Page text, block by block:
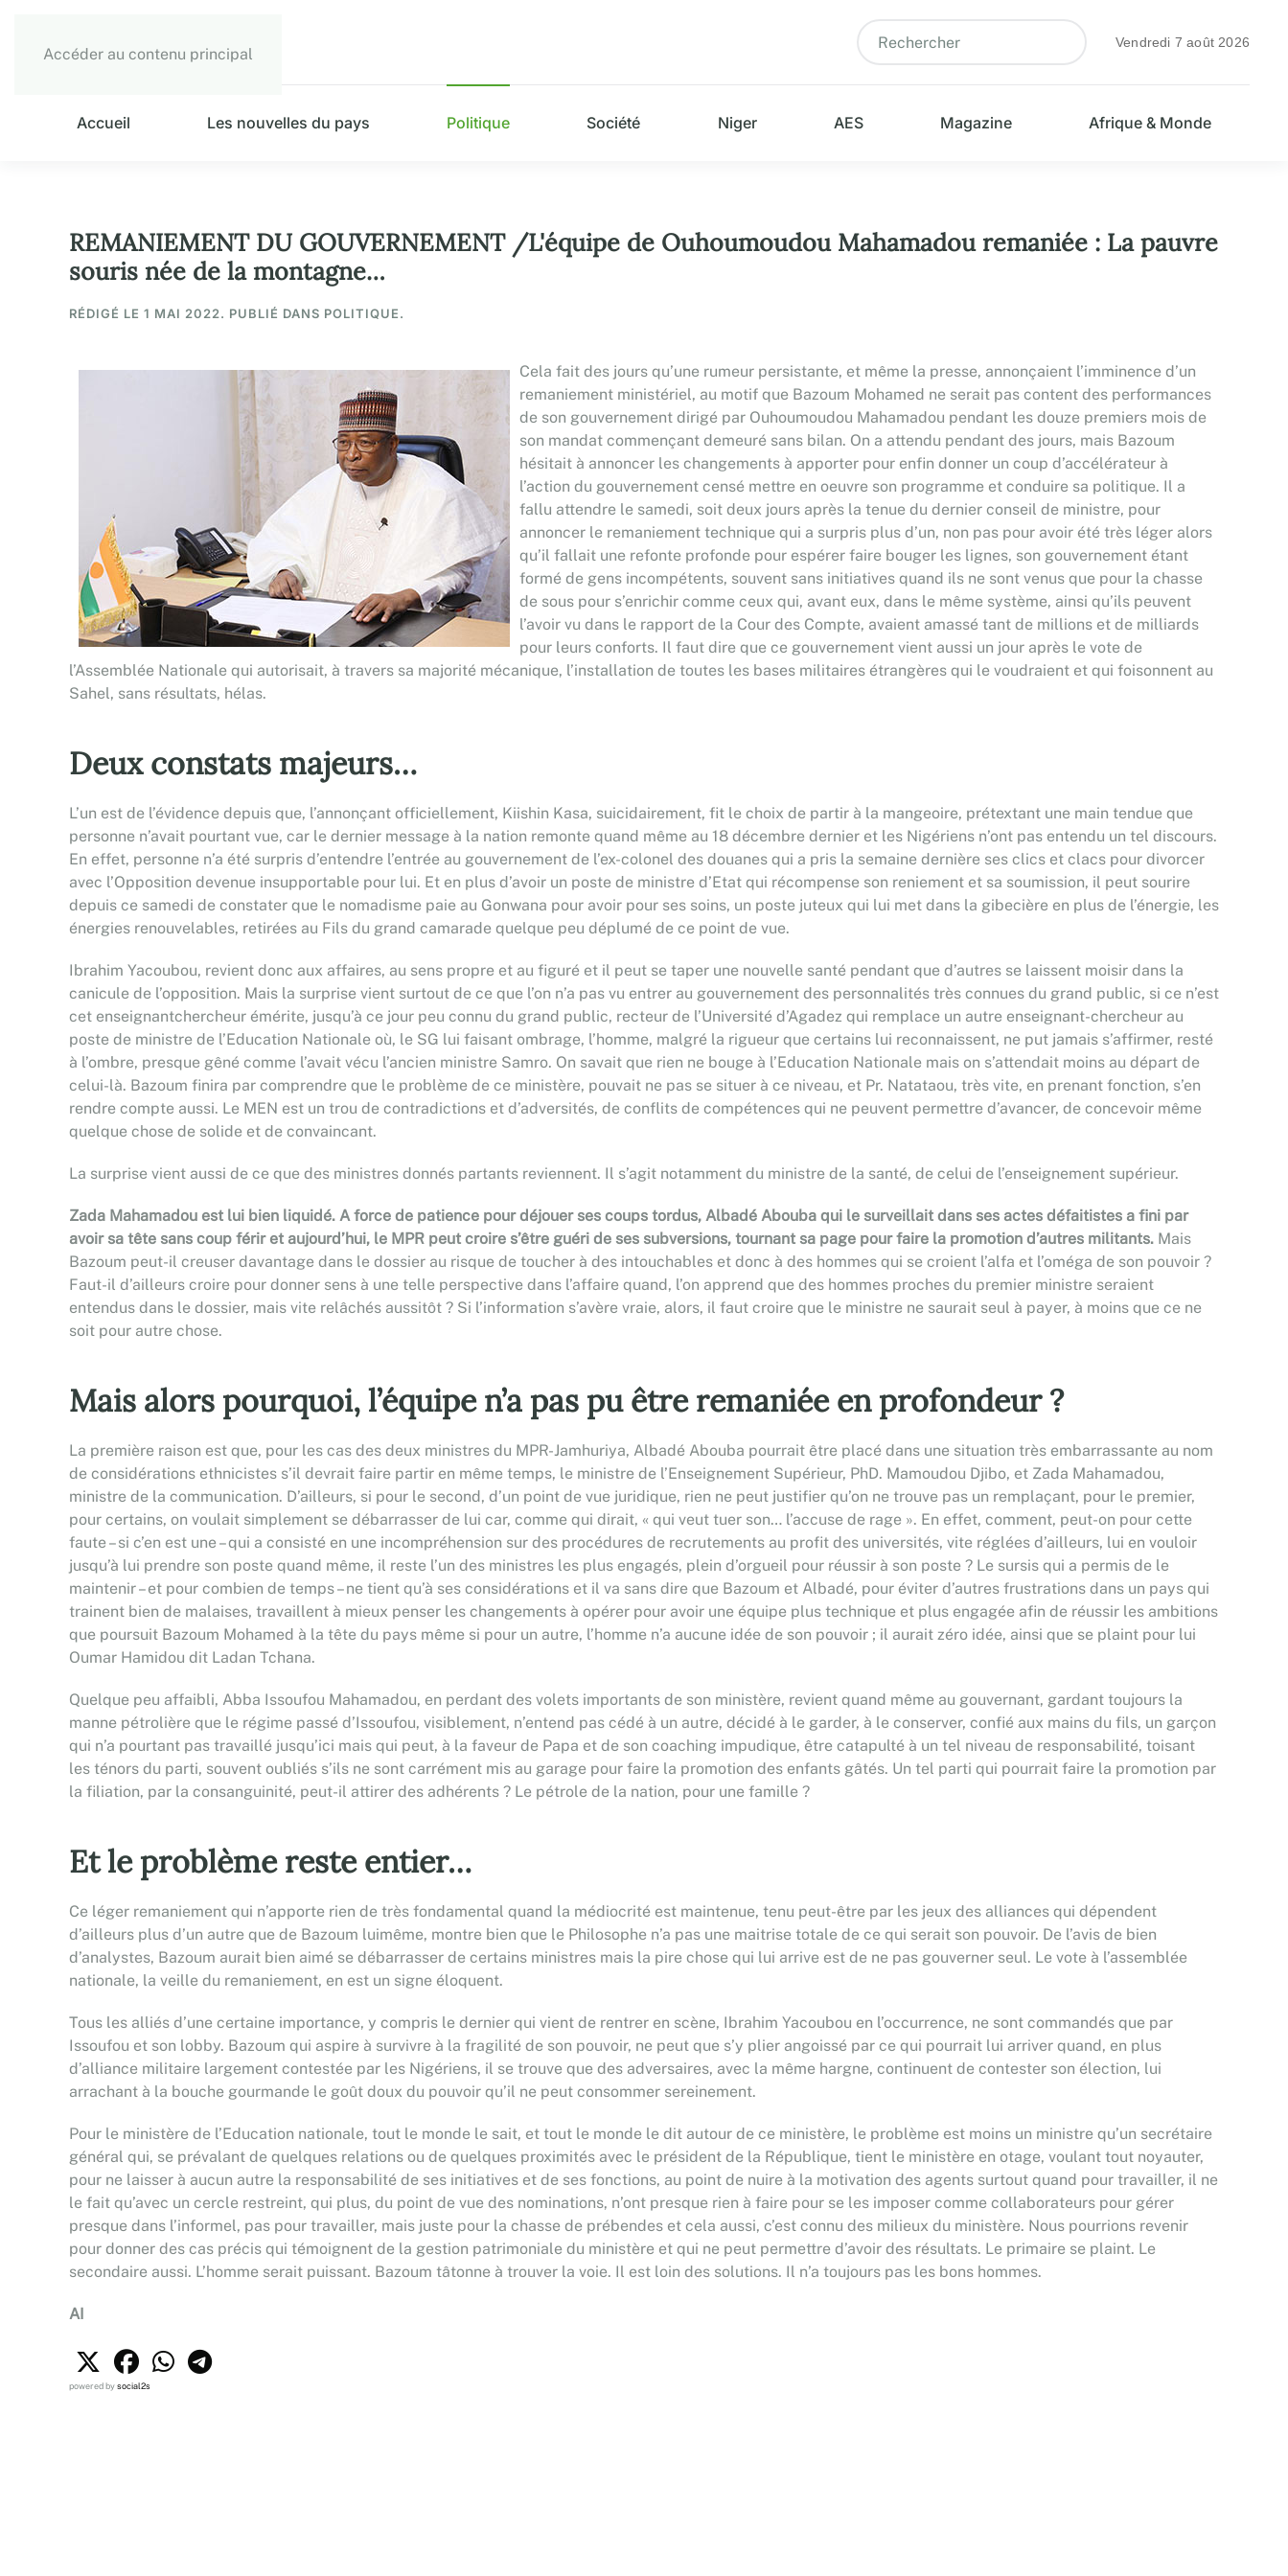
Accéder au contenu principal
Vendredi 7 août 2026
Accueil Les nouvelles du pays Politique Société Niger AES Magazine Afrique & Monde
REMANIEMENT DU GOUVERNEMENT /L'équipe de Ouhoumoudou Mahamadou remaniée : La pauvre
souris née de la montagne…
RÉDIGÉ LE 1 MAI 2022. PUBLIÉ DANS POLITIQUE.
Cela fait des jours qu’une rumeur persistante, et même la presse, annonçaient l’imminence d’un
remaniement ministériel, au motif que Bazoum Mohamed ne serait pas content des performances
de son gouvernement dirigé par Ouhoumoudou Mahamadou pendant les douze premiers mois de
son mandat commençant demeuré sans bilan. On a attendu pendant des jours, mais Bazoum
hésitait à annoncer les changements à apporter pour enfin donner un coup d’accélérateur à
l’action du gouvernement censé mettre en oeuvre son programme et conduire sa politique. Il a
fallu attendre le samedi, soit deux jours après la tenue du dernier conseil de ministre, pour
annoncer le remaniement technique qui a surpris plus d’un, non pas pour avoir été très léger alors
qu’il fallait une refonte profonde pour espérer faire bouger les lignes, son gouvernement étant
formé de gens incompétents, souvent sans initiatives quand ils ne sont venus que pour la chasse
de sous pour s’enrichir comme ceux qui, avant eux, dans le même système, ainsi qu’ils peuvent
l’avoir vu dans le rapport de la Cour des Compte, avaient amassé tant de millions et de milliards
pour leurs conforts. Il faut dire que ce gouvernement vient aussi un jour après le vote de
l’Assemblée Nationale qui autorisait, à travers sa majorité mécanique, l’installation de toutes les bases militaires étrangères qui le voudraient et qui foisonnent au
Sahel, sans résultats, hélas.
Deux constats majeurs…
L’un est de l’évidence depuis que, l’annonçant officiellement, Kiishin Kasa, suicidairement, fit le choix de partir à la mangeoire, prétextant une main tendue que
personne n’avait pourtant vue, car le dernier message à la nation remonte quand même au 18 décembre dernier et les Nigériens n’ont pas entendu un tel discours.
En effet, personne n’a été surpris d’entendre l’entrée au gouvernement de l’ex-colonel des douanes qui a pris la semaine dernière ses clics et clacs pour divorcer
avec l’Opposition devenue insupportable pour lui. Et en plus d’avoir un poste de ministre d’Etat qui récompense son reniement et sa soumission, il peut sourire
depuis ce samedi de constater que le nomadisme paie au Gonwana pour avoir pour ses soins, un poste juteux qui lui met dans la gibecière en plus de l’énergie, les
énergies renouvelables, retirées au Fils du grand camarade quelque peu déplumé de ce point de vue.
Ibrahim Yacoubou, revient donc aux affaires, au sens propre et au figuré et il peut se taper une nouvelle santé pendant que d’autres se laissent moisir dans la
canicule de l’opposition. Mais la surprise vient surtout de ce que l’on n’a pas vu entrer au gouvernement des personnalités très connues du grand public, si ce n’est
cet enseignantchercheur émérite, jusqu’à ce jour peu connu du grand public, recteur de l’Université d’Agadez qui remplace un autre enseignant-chercheur au
poste de ministre de l’Education Nationale où, le SG lui faisant ombrage, l’homme, malgré la rigueur que certains lui reconnaissent, ne put jamais s’affirmer, resté
à l’ombre, presque gêné comme l’avait vécu l’ancien ministre Samro. On savait que rien ne bouge à l’Education Nationale mais on s’attendait moins au départ de
celui-là. Bazoum finira par comprendre que le problème de ce ministère, pouvait ne pas se situer à ce niveau, et Pr. Natataou, très vite, en prenant fonction, s’en
rendre compte aussi. Le MEN est un trou de contradictions et d’adversités, de conflits de compétences qui ne peuvent permettre d’avancer, de concevoir même
quelque chose de solide et de convaincant.
La surprise vient aussi de ce que des ministres donnés partants reviennent. Il s’agit notamment du ministre de la santé, de celui de l’enseignement supérieur.
Zada Mahamadou est lui bien liquidé. A force de patience pour déjouer ses coups tordus, Albadé Abouba qui le surveillait dans ses actes défaitistes a fini par
avoir sa tête sans coup férir et aujourd’hui, le MPR peut croire s’être guéri de ses subversions, tournant sa page pour faire la promotion d’autres militants. Mais
Bazoum peut-il creuser davantage dans le dossier au risque de toucher à des intouchables et donc à des hommes qui se croient l’alfa et l’oméga de son pouvoir ?
Faut-il d’ailleurs croire pour donner sens à une telle perspective dans l’affaire quand, l’on apprend que des hommes proches du premier ministre seraient
entendus dans le dossier, mais vite relâchés aussitôt ? Si l’information s’avère vraie, alors, il faut croire que le ministre ne saurait seul à payer, à moins que ce ne
soit pour autre chose.
Mais alors pourquoi, l’équipe n’a pas pu être remaniée en profondeur ?
La première raison est que, pour les cas des deux ministres du MPR-Jamhuriya, Albadé Abouba pourrait être placé dans une situation très embarrassante au nom
de considérations ethnicistes s’il devrait faire partir en même temps, le ministre de l’Enseignement Supérieur, PhD. Mamoudou Djibo, et Zada Mahamadou,
ministre de la communication. D’ailleurs, si pour le second, d’un point de vue juridique, rien ne peut justifier qu’on ne trouve pas un remplaçant, pour le premier,
pour certains, on voulait simplement se débarrasser de lui car, comme qui dirait, « qui veut tuer son… l’accuse de rage ». En effet, comment, peut-on pour cette
faute – si c’en est une – qui a consisté en une incompréhension sur des procédures de recrutements au profit des universités, vite réglées d’ailleurs, lui en vouloir
jusqu’à lui prendre son poste quand même, il reste l’un des ministres les plus engagés, plein d’orgueil pour réussir à son poste ? Le sursis qui a permis de le
maintenir – et pour combien de temps – ne tient qu’à ses considérations et il va sans dire que Bazoum et Albadé, pour éviter d’autres frustrations dans un pays qui
trainent bien de malaises, travaillent à mieux penser les changements à opérer pour avoir une équipe plus technique et plus engagée afin de réussir les ambitions
que poursuit Bazoum Mohamed à la tête du pays même si pour un autre, l’homme n’a aucune idée de son pouvoir ; il aurait zéro idée, ainsi que se plaint pour lui
Oumar Hamidou dit Ladan Tchana.
Quelque peu affaibli, Abba Issoufou Mahamadou, en perdant des volets importants de son ministère, revient quand même au gouvernant, gardant toujours la
manne pétrolière que le régime passé d’Issoufou, visiblement, n’entend pas cédé à un autre, décidé à le garder, à le conserver, confié aux mains du fils, un garçon
qui n’a pourtant pas travaillé jusqu’ici mais qui peut, à la faveur de Papa et de son coaching impudique, être catapulté à un tel niveau de responsabilité, toisant
les ténors du parti, souvent oubliés s’ils ne sont carrément mis au garage pour faire la promotion des enfants gâtés. Un tel parti qui pourrait faire la promotion par
la filiation, par la consanguinité, peut-il attirer des adhérents ? Le pétrole de la nation, pour une famille ?
Et le problème reste entier…
Ce léger remaniement qui n’apporte rien de très fondamental quand la médiocrité est maintenue, tenu peut-être par les jeux des alliances qui dépendent
d’ailleurs plus d’un autre que de Bazoum luimême, montre bien que le Philosophe n’a pas une maitrise totale de ce qui serait son pouvoir. De l’avis de bien
d’analystes, Bazoum aurait bien aimé se débarrasser de certains ministres mais la pire chose qui lui arrive est de ne pas gouverner seul. Le vote à l’assemblée
nationale, la veille du remaniement, en est un signe éloquent.
Tous les alliés d’une certaine importance, y compris le dernier qui vient de rentrer en scène, Ibrahim Yacoubou en l’occurrence, ne sont commandés que par
Issoufou et son lobby. Bazoum qui aspire à survivre à la fragilité de son pouvoir, ne peut que s’y plier angoissé par ce qui pourrait lui arriver quand, en plus
d’alliance militaire largement contestée par les Nigériens, il se trouve que des adversaires, avec la même hargne, continuent de contester son élection, lui
arrachant à la bouche gourmande le goût doux du pouvoir qu’il ne peut consommer sereinement.
Pour le ministère de l’Education nationale, tout le monde le sait, et tout le monde le dit autour de ce ministère, le problème est moins un ministre qu’un secrétaire
général qui, se prévalant de quelques relations ou de quelques proximités avec le président de la République, tient le ministère en otage, voulant tout noyauter,
pour ne laisser à aucun autre la responsabilité de ses initiatives et de ses fonctions, au point de nuire à la motivation des agents surtout quand pour travailler, il ne
le fait qu’avec un cercle restreint, qui plus, du point de vue des nominations, n’ont presque rien à faire pour se les imposer comme collaborateurs pour gérer
presque dans l’informel, pas pour travailler, mais juste pour la chasse de prébendes et cela aussi, c’est connu des milieux du ministère. Nous pourrions revenir
pour donner des cas précis qui témoignent de la gestion patrimoniale du ministère et qui ne peut permettre d’avoir des résultats. Le primaire se plaint. Le
secondaire aussi. L’homme serait puissant. Bazoum tâtonne à trouver la voie. Il est loin des solutions. Il n’a toujours pas les bons hommes.
AI
powered bysocial2s